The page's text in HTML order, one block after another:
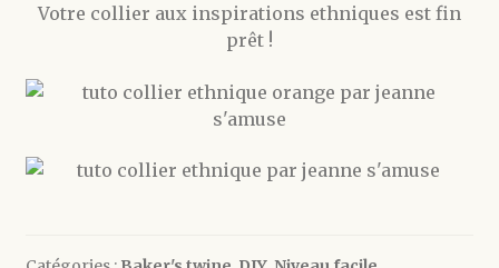
Votre collier aux inspirations ethniques est fin
prêt !